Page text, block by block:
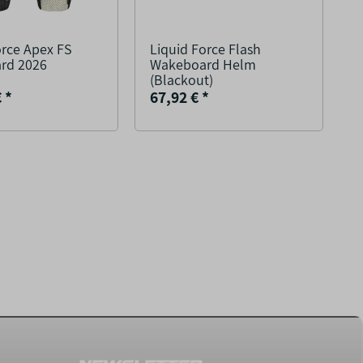
Apex FS
2026
*
Liquid Force Flash
Wakeboard Helm
(Blackout)
67,92 €*